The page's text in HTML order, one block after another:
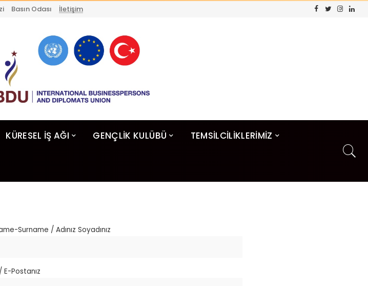
Basın Odası İletişim
KÜRESEL İŞ AĞI GENÇLİK KULÜBÜ TEMSİLCİLİKLERİMİZ
Surname / Adınız Soyadınız
E-Postanız